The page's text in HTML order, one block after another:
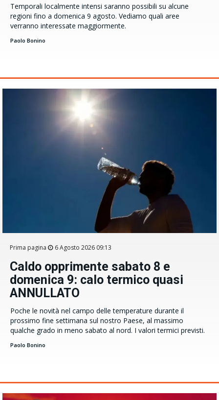
Temporali localmente intensi saranno possibili su alcune
regioni fino a domenica 9 agosto. Vediamo quali aree
verranno interessate maggiormente.
Paolo Bonino
Prima pagina 6 Agosto 2026 09:13
Caldo opprimente sabato 8 e
domenica 9: calo termico quasi
ANNULLATO
Poche le novità nel campo delle temperature durante il
prossimo fine settimana sul nostro Paese, al massimo
qualche grado in meno sabato al nord. I valori termici previsti.
Paolo Bonino